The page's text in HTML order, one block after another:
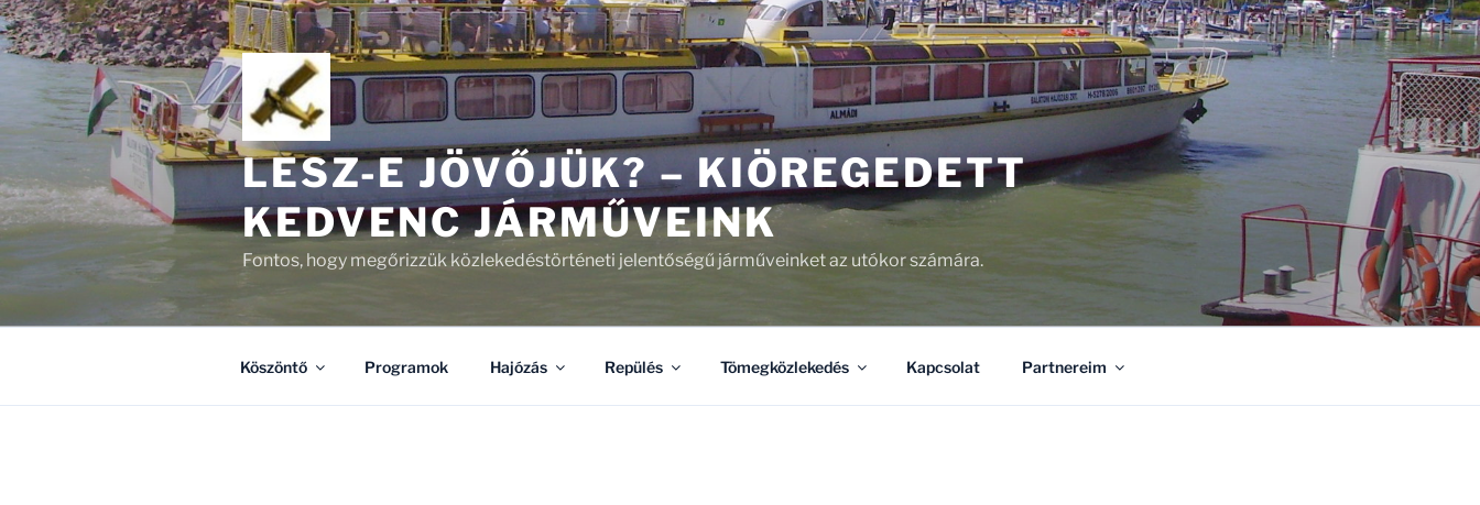
Tartalomhoz
LESZ-E JÖVŐJÜK? – KIÖREGEDETT
KEDVENC JÁRMŰVEINK
Fontos, hogy megőrizzük közlekedéstörténeti jelentőségű járműveinket az utókor számára.
Köszöntő Programok Hajózás Repülés Tömegközlekedés Kapcsolat Partnereim